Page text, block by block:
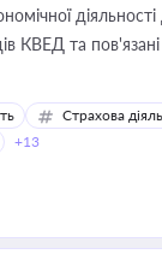
КВЕД та
Страхова
+13